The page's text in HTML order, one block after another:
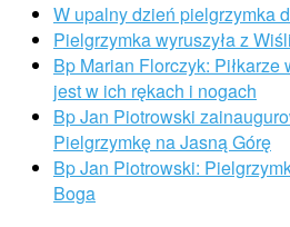
W upalny dzień pielgrzymka
Pielgrzymka wyruszyła z
Bp Marian Florczyk:
jest w ich rękach i nogach
Bp Jan Piotrowski
Pielgrzymkę na Jasną Górę
Bp Jan Piotrowski:
Boga